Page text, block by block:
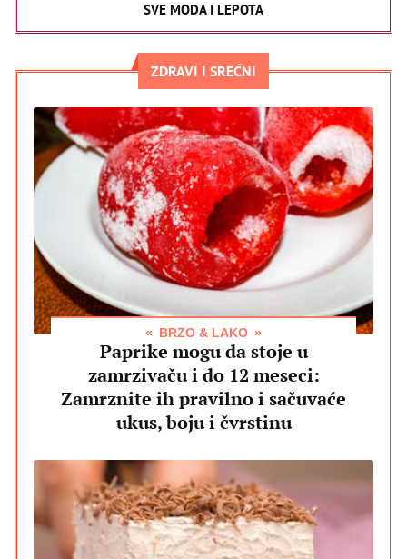
SVE MODA I LEPOTA
ZDRAVI I SREĆNI
BRZO & LAKO
Paprike mogu da stoje u
zamrzivaču i do 12 meseci:
Zamrznite ih pravilno i sačuvaće
ukus, boju i čvrstinu